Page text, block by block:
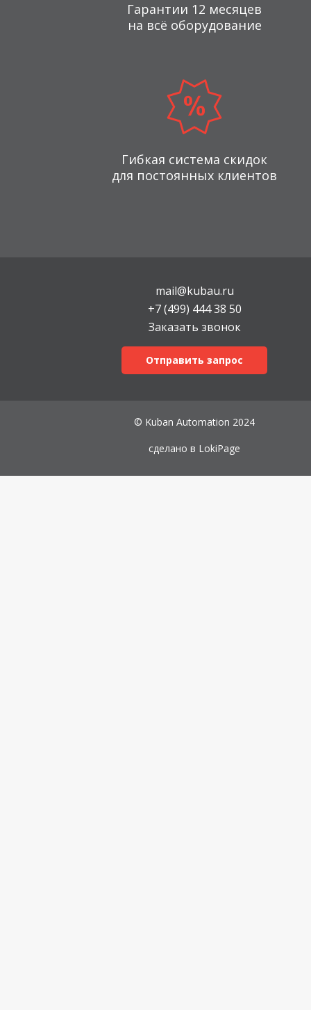
Гарантии 12 месяцев
на всё оборудование
Гибкая система скидок
для постоянных клиентов
mail@kubau.ru
+7 (499) 444 38 50
Заказать звонок
Отправить запрос
© Kuban Automation 2024
сделано в LokiPage